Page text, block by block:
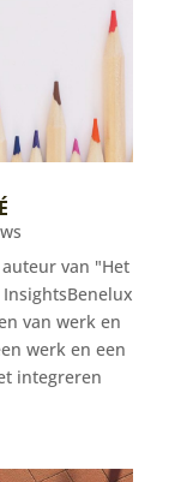
van "Het
van werk en
werk en een
integreren